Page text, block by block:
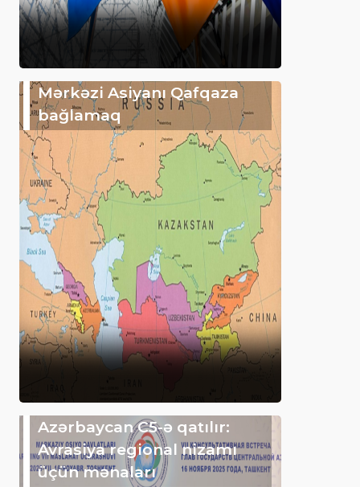
Mərkəzi Asiyanı Qafqaza
bağlamaq
Azərbaycan C5-ə qatılır:
Avrasiya regional nizamı
üçün mənaları